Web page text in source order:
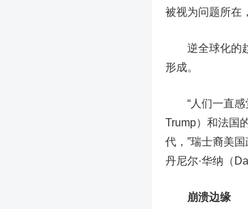
被视为问题所在
逆全球化的趋
形成。
“人们一直感觉
Trump）和法国
代，”瑞士裔美
丹尼尔·华纳 （
崩溃边缘